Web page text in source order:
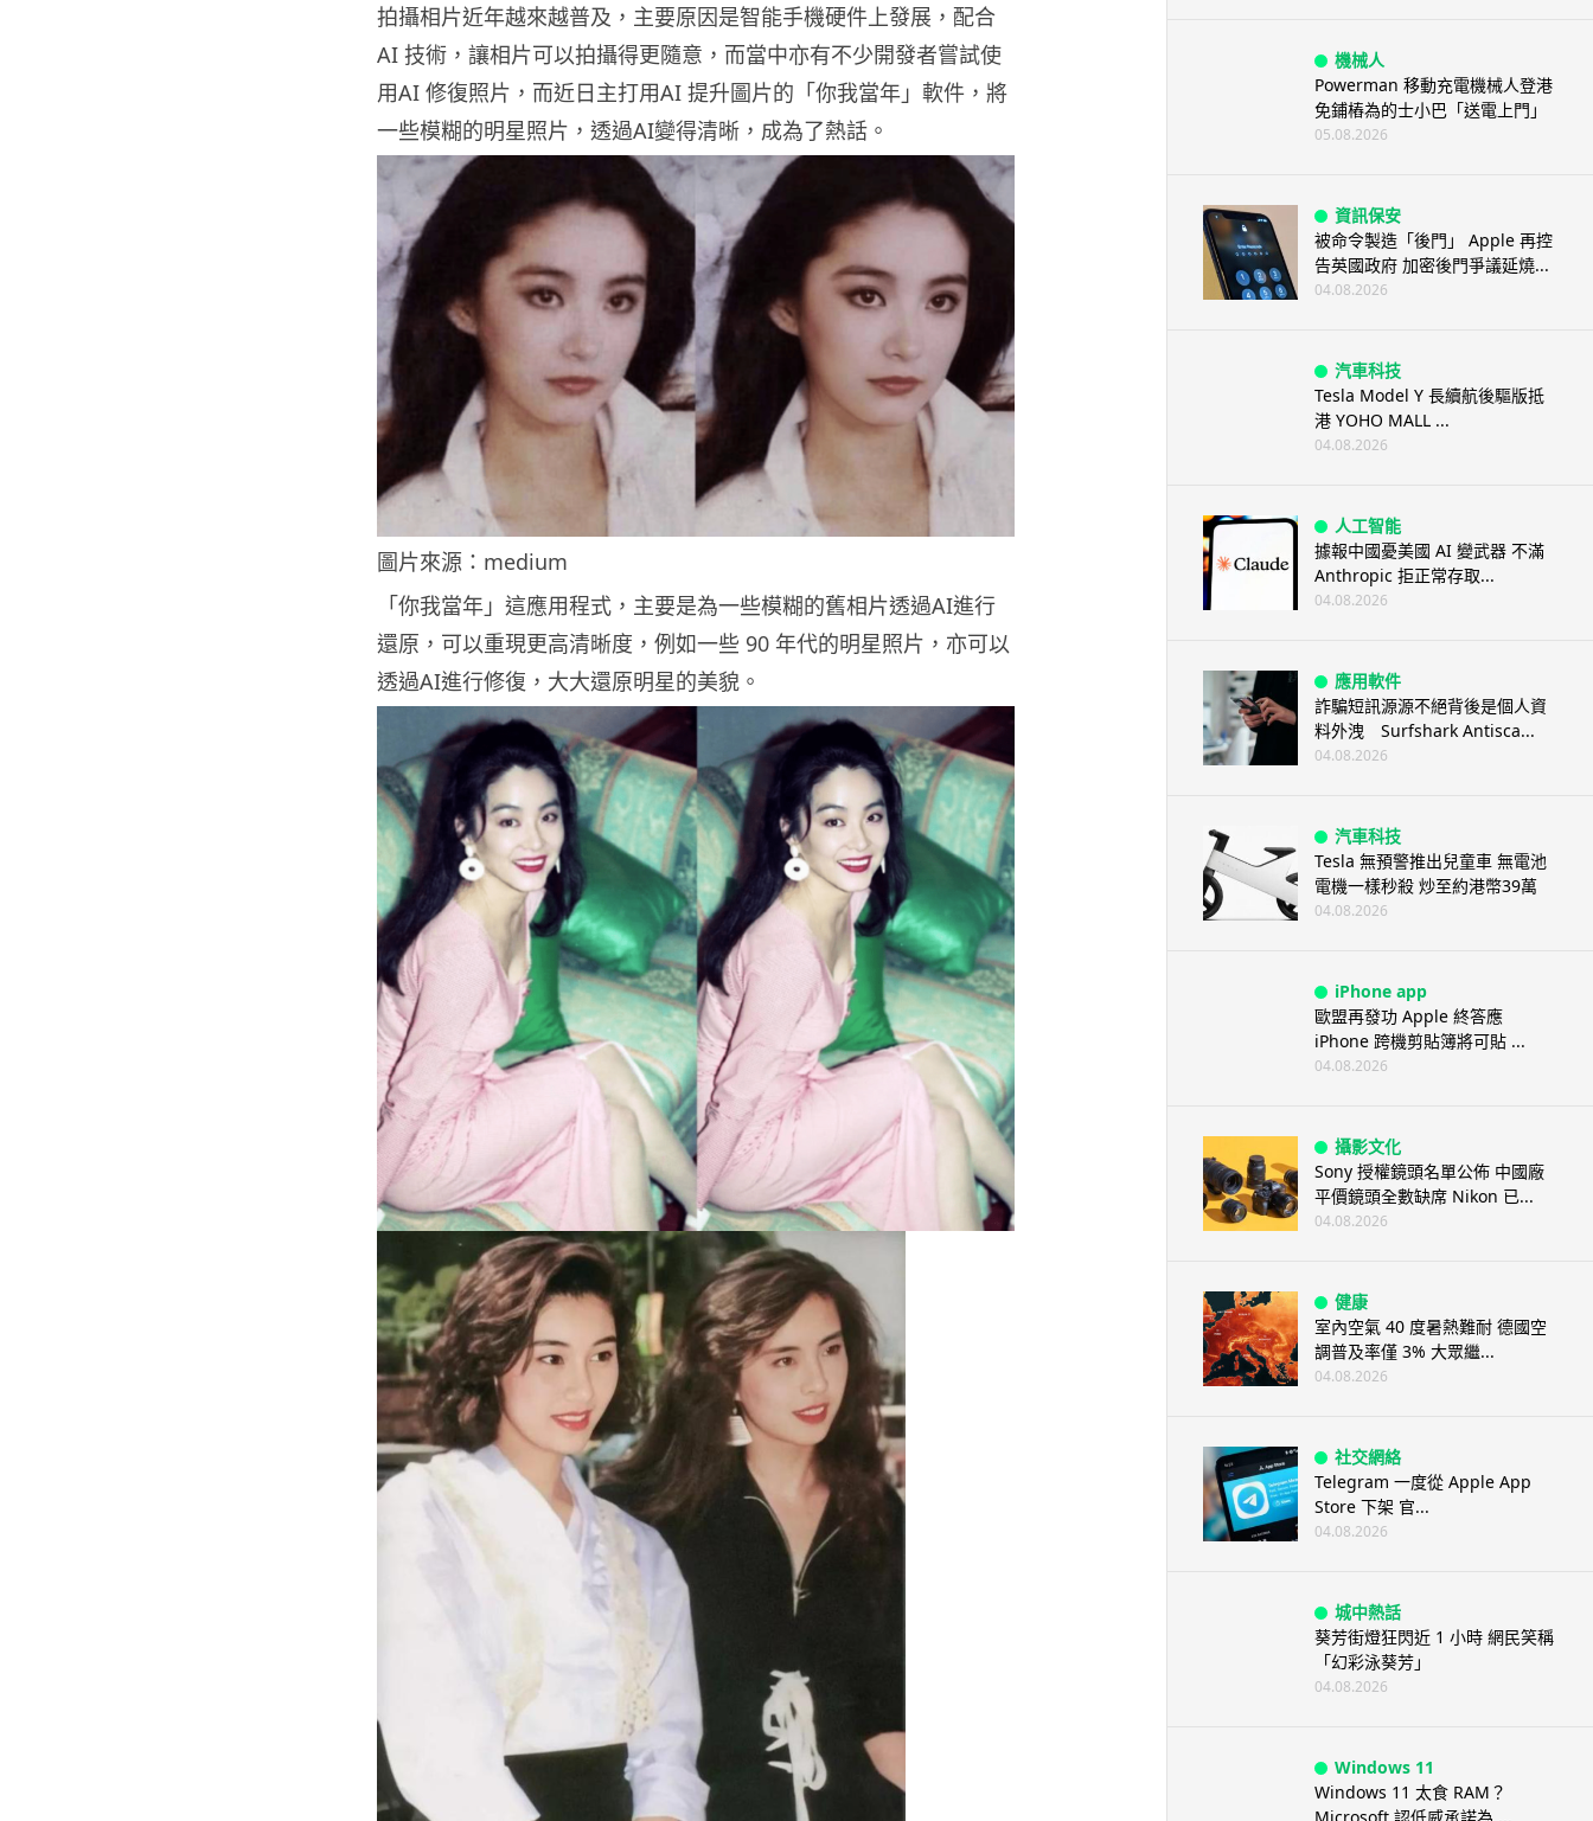
拍攝相片近年越來越普及，主要原因是智能手機硬件上發展，配合
AI 技術，讓相片可以拍攝得更隨意，而當中亦有不少開發者嘗試使
用AI 修復照片，而近日主打用AI 提升圖片的「你我當年」軟件，將
一些模糊的明星照片，透過AI變得清晰，成為了熱話。
圖片來源：medium
「你我當年」這應用程式，主要是為一些模糊的舊相片透過AI進行
還原，可以重現更高清晰度，例如一些 90 年代的明星照片，亦可以
透過AI進行修復，大大還原明星的美貌。
機械人
Powerman 移動充電機械人登港
免鋪樁為的士小巴「送電上門」
05.08.2026
資訊保安
被命令製造「後門」 Apple 再控
告英國政府 加密後門爭議延燒...
04.08.2026
汽車科技
Tesla Model Y 長續航後驅版抵
港 YOHO MALL ...
04.08.2026
人工智能
據報中國憂美國 AI 變武器 不滿
Anthropic 拒正常存取...
04.08.2026
應用軟件
詐騙短訊源源不絕背後是個人資
料外洩 Surfshark Antisca...
04.08.2026
汽車科技
Tesla 無預警推出兒童車 無電池
電機一樣秒殺 炒至約港幣39萬
04.08.2026
iPhone app
歐盟再發功 Apple 終答應
iPhone 跨機剪貼簿將可貼 ...
04.08.2026
攝影文化
Sony 授權鏡頭名單公佈 中國廠
平價鏡頭全數缺席 Nikon 已...
04.08.2026
健康
室內空氣 40 度暑熱難耐 德國空
調普及率僅 3% 大眾繼...
04.08.2026
社交網絡
Telegram 一度從 Apple App
Store 下架 官...
04.08.2026
城中熱話
葵芳街燈狂閃近 1 小時 網民笑稱
「幻彩泳葵芳」
04.08.2026
Windows 11
Windows 11 太食 RAM？